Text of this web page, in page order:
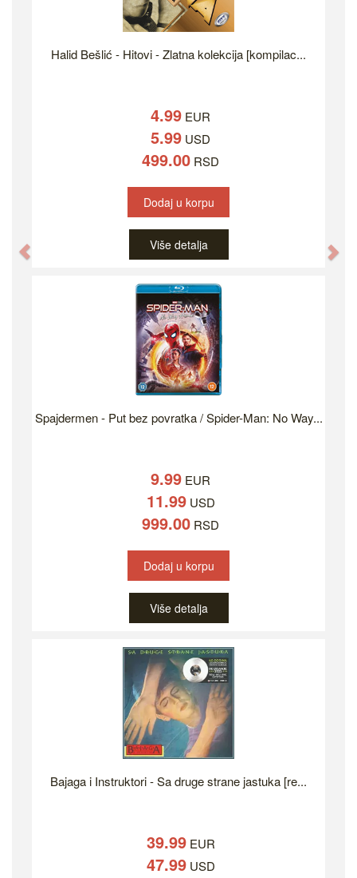
Halid Bešlić - Hitovi - Zlatna kolekcija [kompilac...
4.99 EUR
5.99 USD
499.00 RSD
Dodaj u korpu
Više detalja
Spajdermen - Put bez povratka / Spider-Man: No Way...
9.99 EUR
11.99USD
999.00 RSD
Dodaj u korpu
Više detalja
Bajaga i Instruktori - Sa druge strane jastuka [re...
39.99EUR
47.99USD